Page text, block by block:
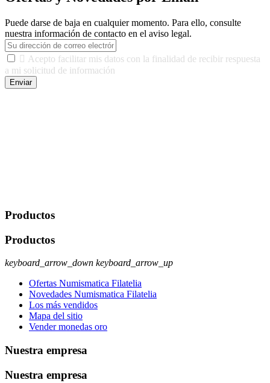
Puede darse de baja en cualquier momento. Para ello, consulte
nuestra información de contacto en el aviso legal.
 Acepto facilitar mis datos con la finalidad de recibir respuesta
a mi solicitud de información
Enviar
Productos
Productos
keyboard_arrow_down keyboard_arrow_up
Ofertas Numismatica Filatelia
Novedades Numismatica Filatelia
Los más vendidos
Mapa del sitio
Vender monedas oro
Nuestra empresa
Nuestra empresa